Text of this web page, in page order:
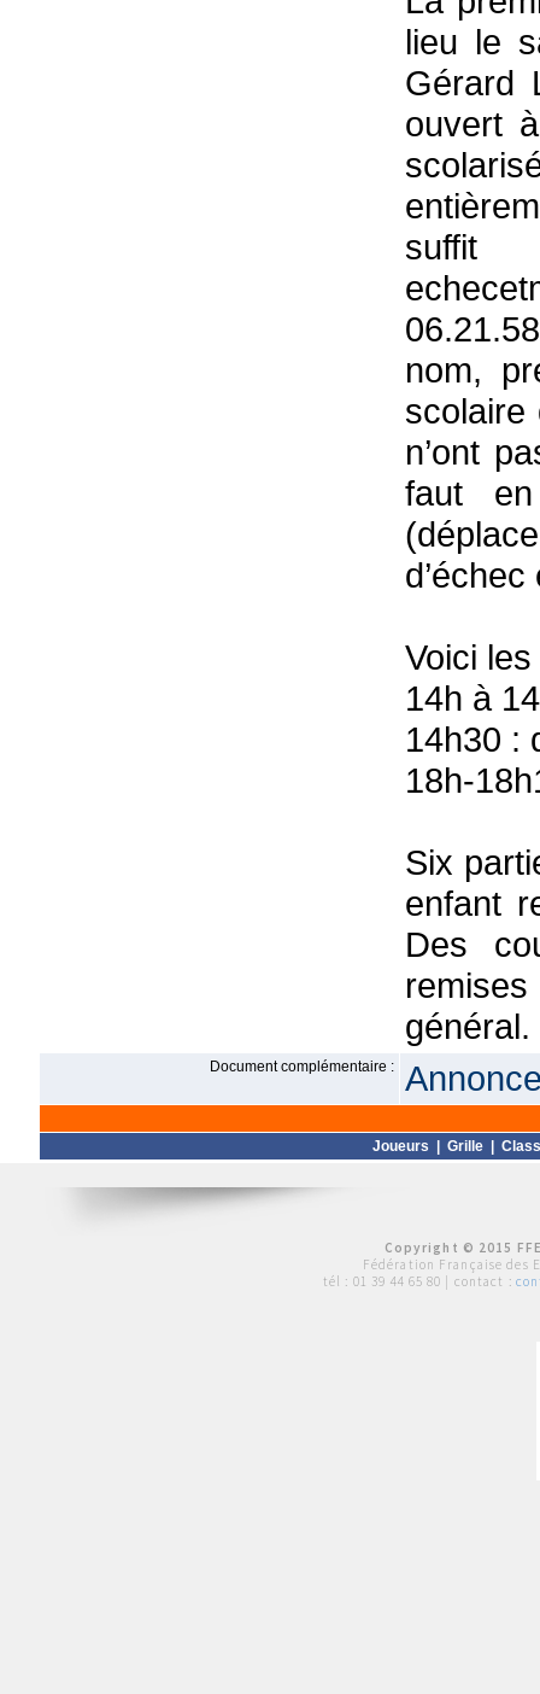
lieu le
Gérard
ouvert
suffit
nom,
scolaire
n’ont
faut
Voici
14h à
14h30 :
18h-
Six
enfant
Des
général.
Document complémentaire :
Joueurs Grille|
Copyright © 2015
Fédération Française des
tél : 01 39 44 65 80 | contact :